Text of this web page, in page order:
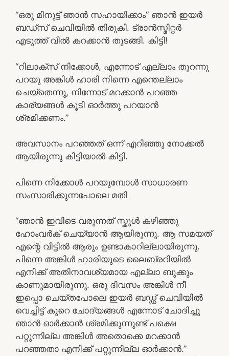
“ഒരു മിനുട്ട് ഞാൻ സഹായിക്കാം” ഞാൻ ഇയർ
ബഡ്സ് ചെവിയിൽ തിരുകി. ട്രാൻസ്മിറ്റർ
എടുത്ത് വീൽ കറക്കാൻ തുടങ്ങി. കിട്ടി!
“റിലാക്സ് നിക്കോൾ, എന്നോട് എല്ലാം തുറന്നു
പറയു അങ്കിൾ ഹാരി നിന്നെ എന്തെല്ലാം
ചെയ്തെന്നു, നിന്നോട് മറക്കാൻ പറഞ്ഞ
കാര്യങ്ങൾ കൂടി ഓർത്തു പറയാൻ
ശ്രമിക്കണം.”
അവസാനം പറഞ്ഞത് ഒന്ന് എറിഞ്ഞു നോക്കൽ
ആയിരുന്നു കിട്ടിയാൽ കിട്ടി.
പിന്നെ നിക്കോൾ പറയുമ്പോൾ സാധാരണ
സംസാരിക്കുന്നപോലെ മതി
“ഞാൻ ഇവിടെ വരുന്നത് സ്കൂൾ കഴിഞ്ഞു
ഹോംവർക് ചെയ്യാൻ ആയിരുന്നു. ആ സമയത്
എന്റെ വീട്ടിൽ ആരും ഉണ്ടാകാറില്ലായിരുന്നു.
പിന്നെ അങ്കിൾ ഹാരിയുടെ ലൈബ്രറിയിൽ
എനിക്ക് അതിനാവശ്യമായ എല്ലാ ബുക്കും
കാണുമായിരുന്നു. ഒരു ദിവസം അങ്കിൾ നീ
ഇപ്പൊ ചെയ്തപോലെ ഇയർ ബഡ്ഡ് ചെവിയിൽ
വെച്ചിട്ട് കുറെ ചോദ്യങ്ങൾ എന്നോട് ചോദിച്ചു
ഞാൻ ഓർക്കാൻ ശ്രമിക്കുന്നുണ്ട് പക്ഷെ
പറ്റുന്നില്ല അങ്കിൾ അതൊക്കെ മറക്കാൻ
പറഞ്ഞതാ എനിക്ക് പറ്റുന്നില്ല ഓർക്കാൻ.”